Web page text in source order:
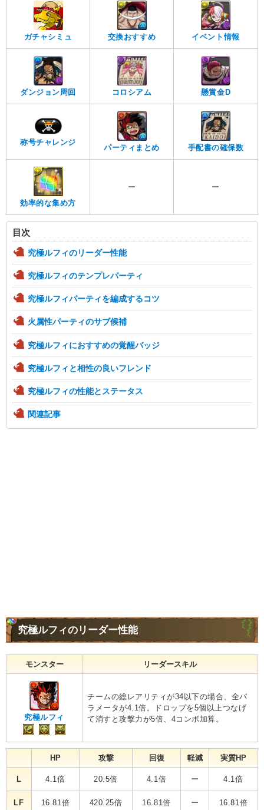
ガチャシミュ 交換おすすめ イベント情報
ダンジョン周回 コロシアム 懸賞金D
称号チャレンジ
パーティまとめ 手配書の確保数
効率的な集め方
ー ー
目次
究極ルフィのリーダー性能
究極ルフィのテンプレパーティ
究極ルフィパーティを編成するコツ
火属性パーティのサブ候補
究極ルフィにおすすめの覚醒バッジ
究極ルフィと相性の良いフレンド
究極ルフィの性能とステータス
関連記事
究極ルフィのリーダー性能
モンスター リーダースキル
究極ルフィ
チームの総レアリティが34以下の場合、全パ
ラメータが4.1倍。ドロップを5個以上つなげ
て消すと攻撃力が5倍、4コンボ加算。
HP 攻撃 回復 軽減 実質HP
L 4.1倍 20.5倍 4.1倍 ー 4.1倍
LF 16.81倍 420.25倍 16.81倍 ー 16.81倍